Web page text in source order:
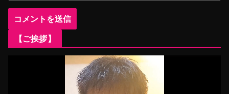
【ご挨拶】